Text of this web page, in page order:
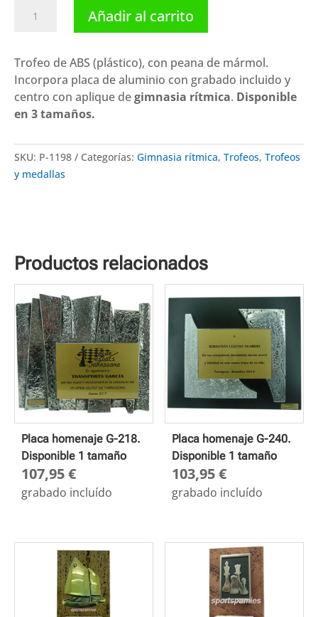
gimnasia
P-
1198.
Disponibles
3
cantidad
Añadir al carrito
Trofeo de ABS (plástico), con peana de mármol.
Incorpora placa de aluminio con grabado incluido y
centro con aplique degimnasia rítmica. Disponible
en 3 tamaños.
SKU: P-1198 Categorías: Gimnasia rítmica, Trofeos, Trofeos
y medallas
Productos relacionados
Placa homenaje G-218.
Disponible 1 tamaño
107,95€
grabado incluído
Placa homenaje G-240.
Disponible 1 tamaño
103,95€
grabado incluído